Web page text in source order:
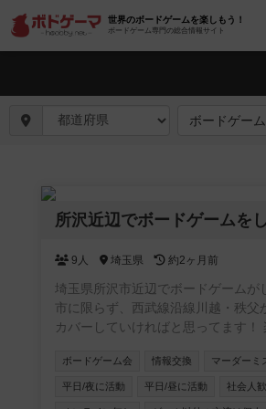
世界のボードゲームを楽しもう！
ボードゲーム専門の総合情報サイト
ボードゲー
所沢近辺でボードゲームを
9人 埼玉県 約2ヶ月前
埼玉県所沢市近辺でボードゲームが
市に限らず、西武線沿線川越・秩
カバーしていければと思ってます！
方、是非お入りください！ 逆にご
はするつもりありません。 仲良く
ボードゲーム会 情報交換 マーダーミ
平日/夜に活動 平日/昼に活動 社会人